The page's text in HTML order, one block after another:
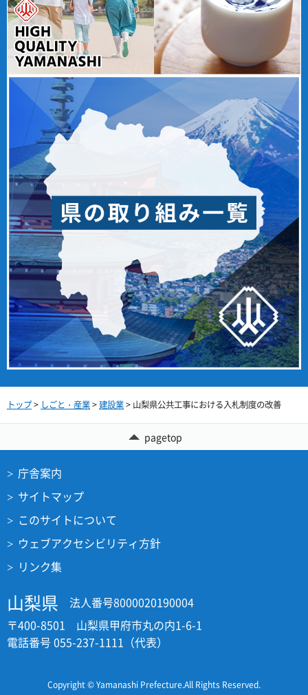
トップ> しごと・産業>建設業> 山梨県公共工事における入札制度の改善
pagetop
庁舎案内
サイトマップ
このサイトについて
ウェブアクセシビリティ方針
リンク集
山梨県
法人番号8000020190004
〒400-8501 山梨県甲府市丸の内1-6-1
電話番号 055-237-1111（代表）
Copyright © Yamanashi Prefecture.All Rights Reserved.